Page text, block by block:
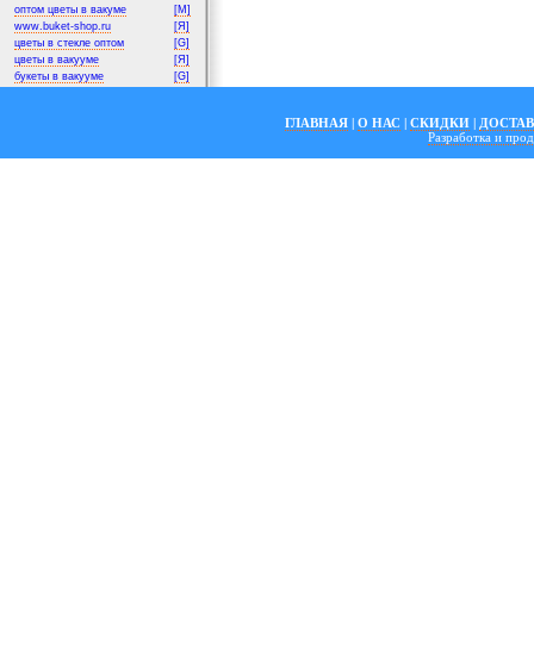
оптом цветы в вакуме
[M]
www.buket-shop.ru
[Я]
цветы в стекле оптом
[G]
цветы в вакууме
[Я]
букеты в вакууме
[G]
ГЛАВНАЯ | О НАС | СКИДКИ |
Разработка и